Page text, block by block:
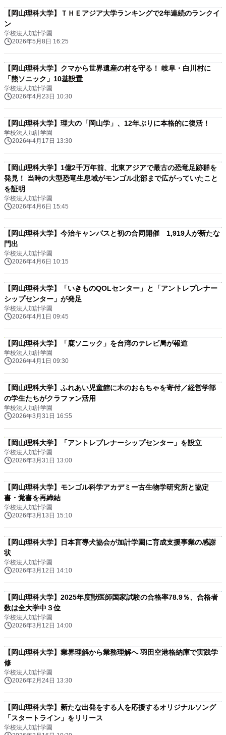
【岡山理科大学】ＴＨＥアジア大学ランキングで2年連続のランクイ
ン
学校法人加計学園
2026年5月8日 16:25
【岡山理科大学】クマから世界遺産の村を守る！ 岐阜・白川村に
「熊ソニック」10基設置
学校法人加計学園
2026年4月23日 10:30
【岡山理科大学】理大の「岡山学」、12年ぶりに本格的に復活！
学校法人加計学園
2026年4月17日 13:30
【岡山理科大学】1億2千万年前、北東アジアで最古の恐竜足跡群を
発見！ 当時の大型恐竜生息域がモンゴル北部まで広がっていたこと
を証明
学校法人加計学園
2026年4月6日 15:45
【岡山理科大学】今治キャンパスと初の合同開催 1,919人が新たな
門出
学校法人加計学園
2026年4月6日 10:15
【岡山理科大学】「いきものQOLセンター」と「アントレプレナー
シップセンター」が発足
学校法人加計学園
2026年4月1日 09:45
【岡山理科大学】「鹿ソニック」を台湾のテレビ局が報道
学校法人加計学園
2026年4月1日 09:30
【岡山理科大学】ふれあい児童館に木のおもちゃを寄付／経営学部
の学生たちがクラファン活用
学校法人加計学園
2026年3月31日 16:55
【岡山理科大学】「アントレプレナーシップセンター」を設立
学校法人加計学園
2026年3月31日 13:00
【岡山理科大学】モンゴル科学アカデミー古生物学研究所と協定
書・覚書を再締結
学校法人加計学園
2026年3月13日 15:10
【岡山理科大学】日本盲導犬協会が加計学園に育成支援事業の感謝
状
学校法人加計学園
2026年3月12日 14:10
【岡山理科大学】2025年度獣医師国家試験の合格率78.9％、合格者
数は全大学中３位
学校法人加計学園
2026年3月12日 14:00
【岡山理科大学】業界理解から業務理解へ 羽田空港格納庫で実践学
修
学校法人加計学園
2026年2月24日 13:30
【岡山理科大学】新たな出発をする人を応援するオリジナルソング
「スタートライン」をリリース
学校法人加計学園